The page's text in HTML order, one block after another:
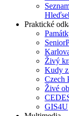
Praktické
Živý
Kudy
Czech
Živé
GIS4U